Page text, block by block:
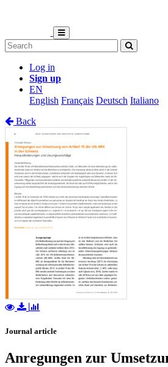
Log in
Sign up
EN
English Français Deutsch Italiano
Back
Journal article
Anregungen zur